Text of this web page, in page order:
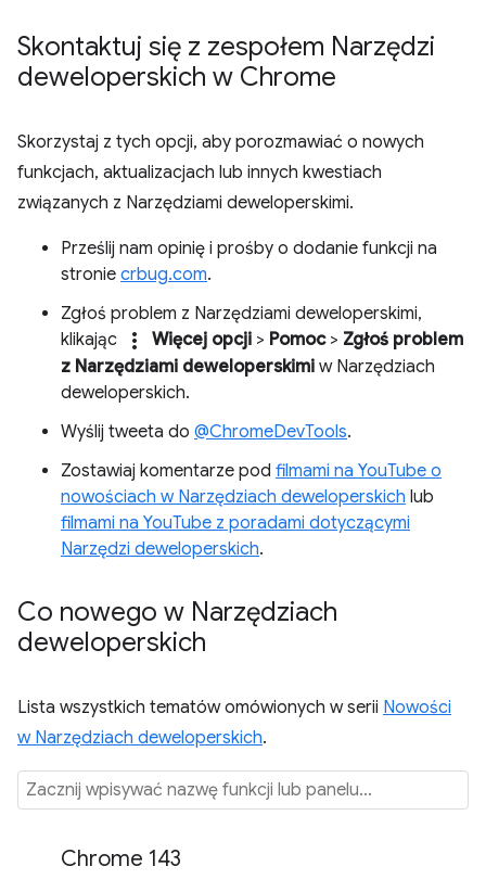
Skontaktuj się z zespołem Narzędzi
deweloperskich w Chrome
Skorzystaj z tych opcji, aby porozmawiać o nowych
funkcjach, aktualizacjach lub innych kwestiach
związanych z Narzędziami deweloperskimi.
Prześlij nam opinię i prośby o dodanie funkcji na
stronie crbug.com.
Zgłoś problem z Narzędziami deweloperskimi,
klikając
more_vert Więcej opcji > Pomoc> Zgłoś problem
z Narzędziami deweloperskimi w Narzędziach
deweloperskich.
Wyślij tweeta do @ChromeDevTools.
Zostawiaj komentarze pod filmami na YouTube o
nowościach w Narzędziach deweloperskich lub
filmami na YouTube z poradami dotyczącymi
Narzędzi deweloperskich.
Co nowego w Narzędziach
deweloperskich
Lista wszystkich tematów omówionych w serii Nowości
w Narzędziach deweloperskich.
Chrome 143